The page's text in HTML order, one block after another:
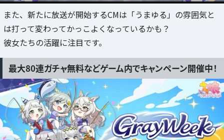
また、新たに放送が開始するCMは「うまゆる」の雰囲気と
は打って変わってかっこよくなっているかも？
彼女たちの活躍に注目です。
最大80連ガチャ無料などゲーム内でキャンペーン開催中！